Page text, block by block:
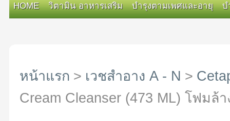
HOME วิตามิน อาหารเสริม บำรุงตามเพศและอายุ บ
หน้าแรก > เวชสำอาง A - N >
Cream Cleanser (473 ML) โฟมล้